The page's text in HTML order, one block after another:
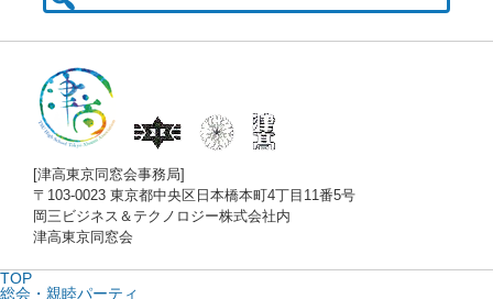
[津高東京同窓会事務局]
〒103-0023 東京都中央区日本橋本町4丁目11番5号
岡三ビジネス＆テクノロジー株式会社内
津高東京同窓会
TOP
総会・親睦パーティ